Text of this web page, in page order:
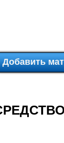
Добавить